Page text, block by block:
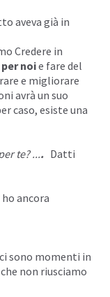
aveva già in
Credere in
noie fare del
e migliorare
avrà un suo
caso, esiste una
te? .... Datti
ancora
sono momenti in
non riusciamo